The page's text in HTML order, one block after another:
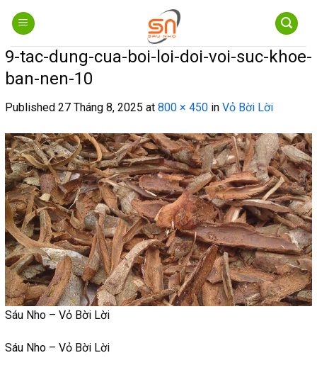
content
9-tac-dung-cua-boi-loi-doi-voi-suc-khoe-
ban-nen-10
Published 27 Tháng 8, 2025 at 800 × 450 in Vỏ Bời Lời
Sáu Nho – Vỏ Bời Lời
Sáu Nho – Vỏ Bời Lời